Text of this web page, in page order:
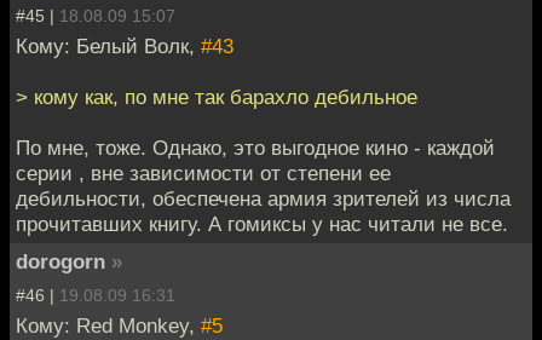
#45 | 18.08.09 15:07
Кому: Белый Волк, #43
> кому как, по мне так барахло дебильное
По мне, тоже. Однако, это выгодное кино - каждой
серии , вне зависимости от степени ее
дебильности, обеспечена армия зрителей из числа
прочитавших книгу. А гомиксы у нас читали не все.
dorogorn »
#46 | 19.08.09 16:31
Кому: Red Monkey, #5